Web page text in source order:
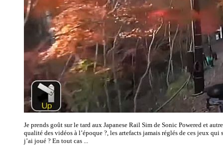
Je prends goût sur le tard aux Japanese Rail Sim de Sonic Powered et
qualité des vidéos à l’époque ?, les artefacts jamais réglés de ces jeux
j’ai joué ? En tout cas ...